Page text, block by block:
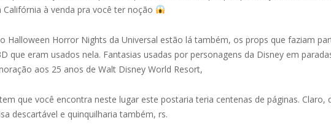
à venda pra você ter noção
Halloween Horror Nights da Universal estão lá também, os props que faziam
que eram usados nela. Fantasias usadas por personagens da Disney em
aos 25 anos de Walt Disney World Resort,
que você encontra neste lugar este postaria teria centenas de páginas.
descartável e quinquilharia também, rs.